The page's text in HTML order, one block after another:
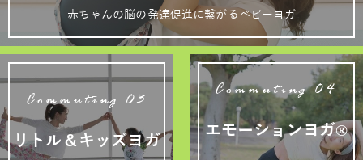
赤ちゃんの脳の発達促進に繋がるベビーヨガ
Commuting 03
リトル＆キッズヨガ
Commuting 04
エモーションヨガ®